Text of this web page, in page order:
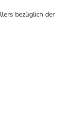
bezüglich der